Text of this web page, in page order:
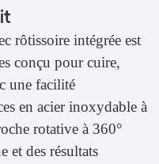
rôtissoire intégrée est
conçu pour cuire,
une facilité
en acier inoxydable à
rotative à 360°
et des résultats